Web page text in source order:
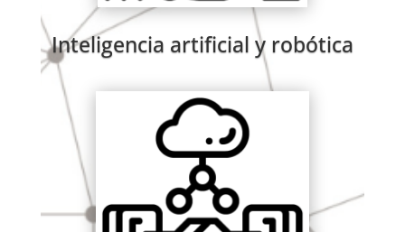
Inteligencia artificial y robótica